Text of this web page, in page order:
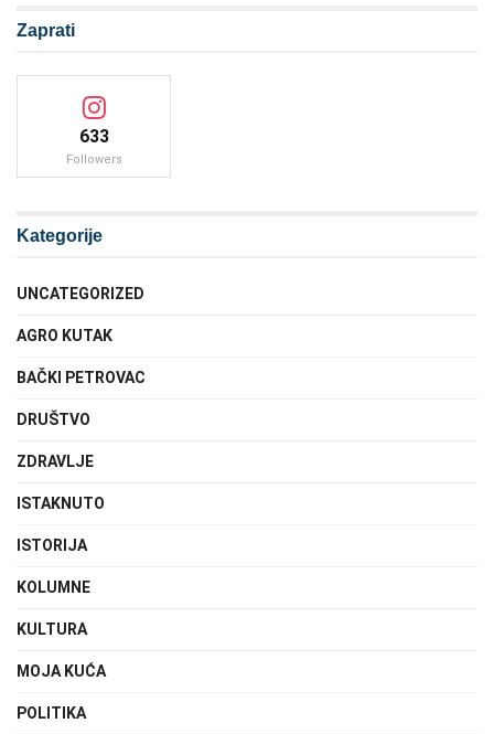
Zaprati
633
Followers
Kategorije
UNCATEGORIZED
AGRO KUTAK
BAČKI PETROVAC
DRUŠTVO
ZDRAVLJE
ISTAKNUTO
ISTORIJA
KOLUMNE
KULTURA
MOJA KUĆA
POLITIKA